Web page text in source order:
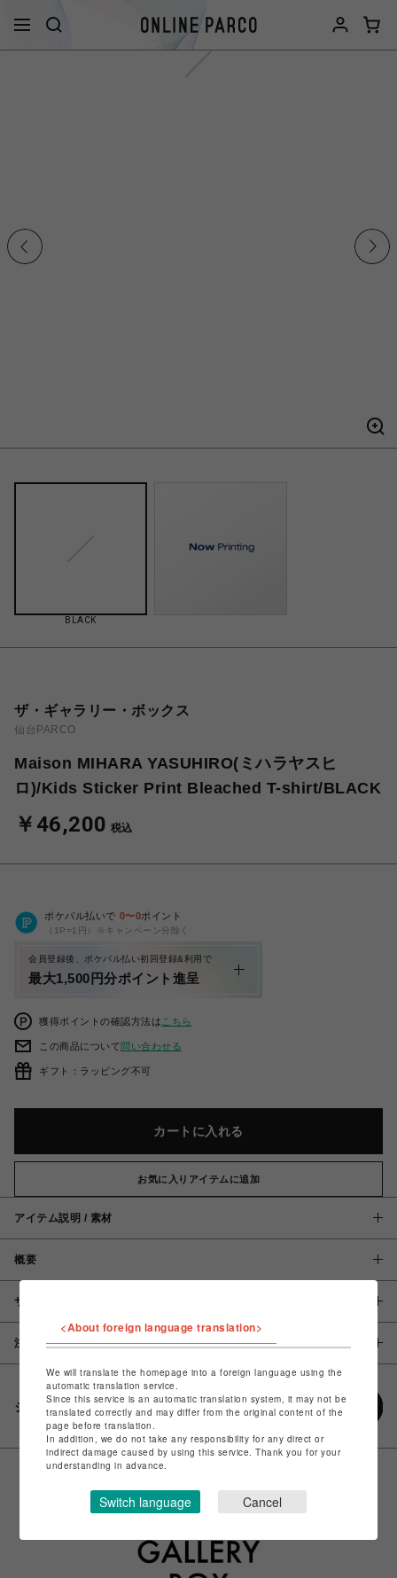
BLACK
ザ・ギャラリー・ボックス
仙台PARCO
Maison MIHARA YASUHIRO(ミハラヤスヒ
ロ)/Kids Sticker Print Bleached T-shirt/BLACK
￥46,200 税込
ポケパル払いで 0〜0ポイント
（1P=1円）※キャンペーン分除く
会員登録後、ポケパル払い初回登録&利用で
最大1,500円分ポイント進呈
獲得ポイントの確認方法は こちら
この商品について問い合わせる
ギフト：ラッピング不可
カートに入れる
お気に入りアイテムに追加
アイテム説明 / 素材
概要
サイズ
注意事項
シェアする
<About foreign language translation>
We will translate the homepage into a foreign language using the
automatic translation service.
Since this service is an automatic translation system, it may not be
translated correctly and may differ from the original content of the
page before translation.
In addition, we do not take any responsibility for any direct or
indirect damage caused by using this service. Thank you for your
understanding in advance.
Switch language Cancel